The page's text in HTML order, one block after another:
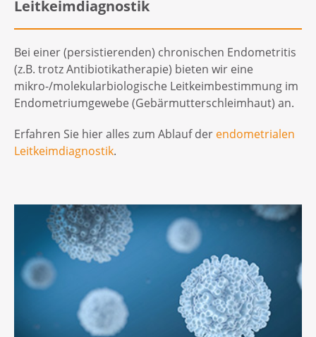
Leitkeimdiagnostik
Bei einer (persistierenden) chronischen Endometritis
(z.B. trotz Antibiotikatherapie) bieten wir eine
mikro-/molekularbiologische Leitkeimbestimmung im
Endometriumgewebe (Gebärmutterschleimhaut) an.
Erfahren Sie hier alles zum Ablauf der endometrialen
Leitkeimdiagnostik.